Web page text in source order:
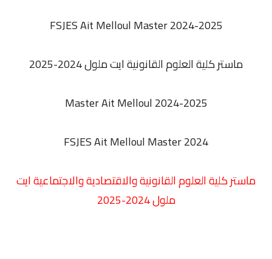
FSJES Ait Melloul Master 2024-2025
ماستر كلية العلوم القانونية ايت ملول 2024-2025
MasterAit Melloul 2024-2025
FSJESAit Melloul Master 2024
ماستر كلية العلوم القانونية والاقتصادية والاجتماعية ايت
ملول 2024-2025